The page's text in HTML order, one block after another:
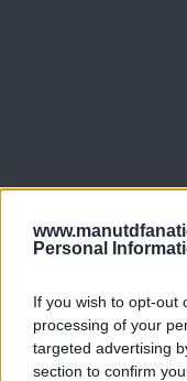
Personal
If you wish to opt-out
processing of your
targeted advertising
section to confirm